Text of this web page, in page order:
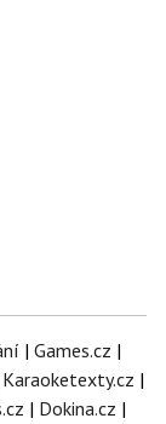
| Games.cz |
Karaoketexty.cz |
| Dokina.cz |